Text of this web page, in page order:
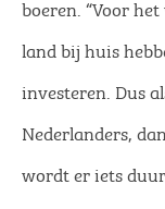
boeren. “Voor
land bij huis
investeren. Dus
Nederlanders,
wordt er iets